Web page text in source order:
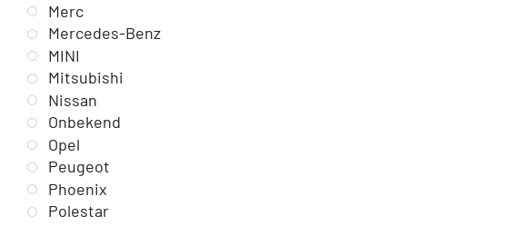
Merc
Mercedes-Benz
MINI
Mitsubishi
Nissan
Onbekend
Opel
Peugeot
Phoenix
Polestar